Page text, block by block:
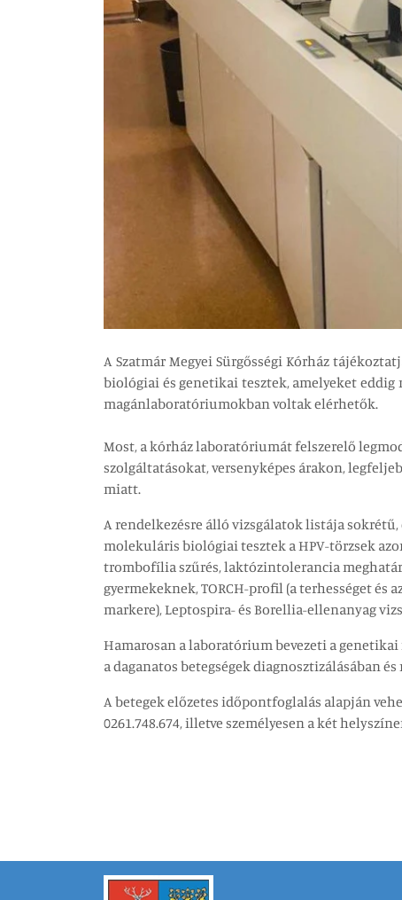
A Szatmár Megyei Sürgősségi Kórház
biológiai és genetikai tesztek, amelyeket
magánlaboratóriumokban voltak elérhetők.
Most, a kórház laboratóriumát felszerelő
szolgáltatásokat, versenyképes árakon,
miatt.
A rendelkezésre álló vizsgálatok listája
molekuláris biológiai tesztek a HPV-törzsek
trombofília szűrés, laktózintolerancia
gyermekeknek, TORCH-profil (a terhességet
markere), Leptospira- és Borellia-ellenanyag
Hamarosan a laboratórium bevezeti a
a daganatos betegségek diagnosztizálásában
A betegek előzetes időpontfoglalás alapján
0261.748.674, illetve személyesen a két